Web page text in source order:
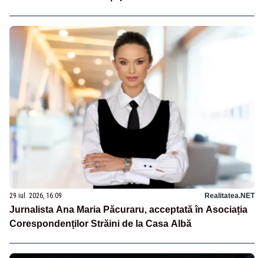
29 iul. 2026, 16:09 Realitatea.NET
Jurnalista Ana Maria Păcuraru, acceptată în Asociația
Corespondenților Străini de la Casa Albă